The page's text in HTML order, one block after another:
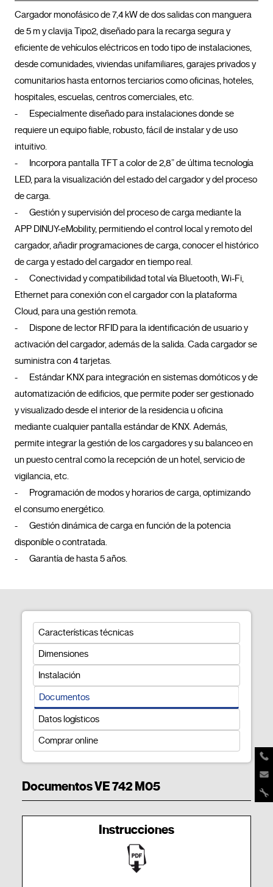
Cargador monofásico de 7,4 kW de dos salidas con manguera
de 5 m y clavija Tipo2, diseñado para la recarga segura y
eficiente de vehículos eléctricos en todo tipo de instalaciones,
desde comunidades, viviendas unifamiliares, garajes privados y
comunitarios hasta entornos terciarios como oficinas, hoteles,
hospitales, escuelas, centros comerciales, etc.
-	Especialmente diseñado para instalaciones donde se
requiere un equipo fiable, robusto, fácil de instalar y de uso
intuitivo.
-	Incorpora pantalla TFT a color de 2,8” de última tecnología
LED, para la visualización del estado del cargador y del proceso
de carga.
-	Gestión y supervisión del proceso de carga mediante la
APP DINUY-eMobility, permitiendo el control local y remoto del
cargador, añadir programaciones de carga, conocer el histórico
de carga y estado del cargador en tiempo real.
-	Conectividad y compatibilidad total vía Bluetooth, Wi-Fi,
Ethernet para conexión con el cargador con la plataforma
Cloud, para una gestión remota.
-	Dispone de lector RFID para la identificación de usuario y
activación del cargador, además de la salida. Cada cargador se
suministra con 4 tarjetas.
-	Estándar KNX para integración en sistemas domóticos y de
automatización de edificios, que permite poder ser gestionado
y visualizado desde el interior de la residencia u oficina
mediante cualquier pantalla estándar de KNX. Además,
permite integrar la gestión de los cargadores y su balanceo en
un puesto central como la recepción de un hotel, servicio de
vigilancia, etc.
-	Programación de modos y horarios de carga, optimizando
el consumo energético.
-	Gestión dinámica de carga en función de la potencia
disponible o contratada.
Características técnicas
Dimensiones
Instalación
Documentos
Datos logísticos
Comprar online
Documentos VE 742 M05
Instrucciones